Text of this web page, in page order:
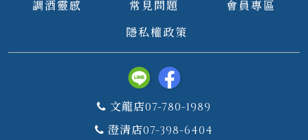
調酒靈感
常見問題
會員專區
隱私權政策
文龍店07-780-1989
澄清店07-398-6404